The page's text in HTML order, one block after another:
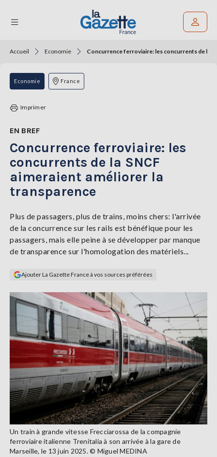
THÉMATIQUES
RÉGIONS
TENDANCES
SERVICES
LA
GAZETTE
Accueil Economie Concurrence ferroviaire: les concurrents de la
Economie France
Imprimer
EN BREF
Concurrence ferroviaire: les
concurrents de la SNCF
aimeraient améliorer la
transparence
Plus de passagers, plus de trains, moins chers: l'arrivée
de la concurrence sur les rails est bénéfique pour les
passagers, mais elle peine à se développer par manque
de transparence sur l'homologation des matériels...
Ajouter La Gazette France à vos sources préférées
Un train à grande vitesse Frecciarossa de la compagnie
ferroviaire italienne Trenitalia à son arrivée à la gare de
Marseille, le 13 juin 2025. © Miguel MEDINA